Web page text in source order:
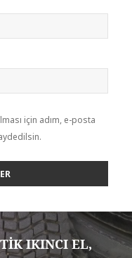
için adım, e-posta
IKINCI EL,